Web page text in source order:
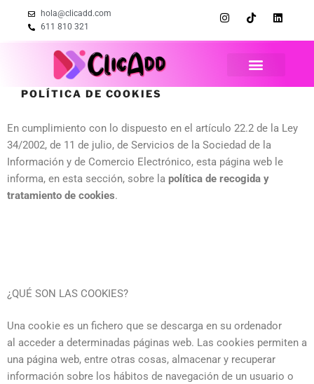
hola@clicadd.com
611 810 321
POLÍTICA DE COOKIES
En cumplimiento con lo dispuesto en el artículo 22.2 de la Ley
34/2002, de 11 de julio, de Servicios de la Sociedad de la
Información y de Comercio Electrónico, esta página web le
informa, en esta sección, sobre la política de recogida y
tratamiento de cookies.
¿QUÉ SON LAS COOKIES?
Una cookie es un fichero que se descarga en su ordenador
al acceder a determinadas páginas web. Las cookies permiten a
una página web, entre otras cosas, almacenar y recuperar
información sobre los hábitos de navegación de un usuario o